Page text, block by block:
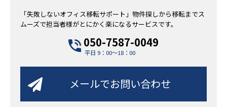
「失敗しないオフィス移転サポート」物件探しから移転までス
ムーズで担当者様がとにかく楽になるサービスです。
050-7587-0049
平日 9：00～18：00
メールでお問い合わせ